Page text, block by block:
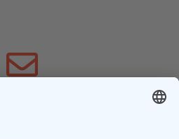
SIE UNS